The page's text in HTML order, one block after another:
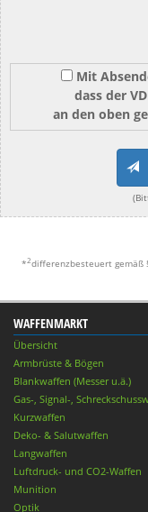
Mit
dass der
an den oben
*2differenzbesteuert gemäß
WAFFENMARKT
Übersicht
Armbrüste & Bögen
Blankwaffen (Messer u.ä.)
Gas-, Signal-,
Kurzwaffen
Deko- & Salutwaffen
Langwaffen
Luftdruck- und CO2-Waffen
Munition
Optik